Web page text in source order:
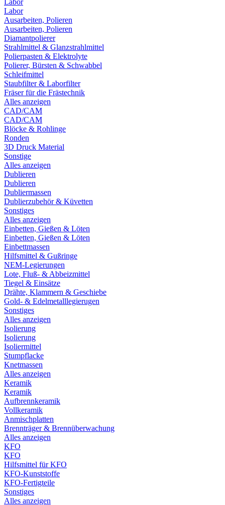
Labor
Labor
Ausarbeiten, Polieren
Ausarbeiten, Polieren
Diamantpolierer
Strahlmittel & Glanzstrahlmittel
Polierpasten & Elektrolyte
Polierer, Bürsten & Schwabbel
Schleifmittel
Staubfilter & Laborfilter
Fräser für die Frästechnik
Alles anzeigen
CAD/CAM
CAD/CAM
Blöcke & Rohlinge
Ronden
3D Druck Material
Sonstige
Alles anzeigen
Dublieren
Dublieren
Dubliermassen
Dublierzubehör & Küvetten
Sonstiges
Alles anzeigen
Einbetten, Gießen & Löten
Einbetten, Gießen & Löten
Einbettmassen
Hilfsmittel & Gußringe
NEM-Legierungen
Lote, Fluß- & Abbeizmittel
Tiegel & Einsätze
Drähte, Klammern & Geschiebe
Gold- & Edelmetalllegierugen
Sonstiges
Alles anzeigen
Isolierung
Isolierung
Isoliermittel
Stumpflacke
Knetmassen
Alles anzeigen
Keramik
Keramik
Aufbrennkeramik
Vollkeramik
Anmischplatten
Brennträger & Brennüberwachung
Alles anzeigen
KFO
KFO
Hilfsmittel für KFO
KFO-Kunststoffe
KFO-Fertigteile
Sonstiges
Alles anzeigen